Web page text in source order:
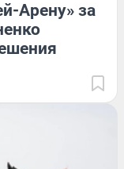
Арену» за